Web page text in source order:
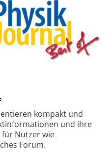
kompakt und
und ihre
Nutzer wie
Forum.